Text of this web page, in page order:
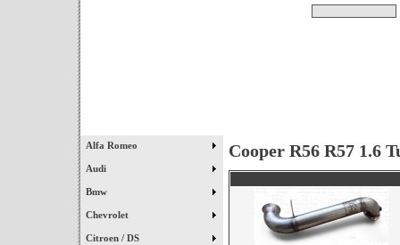
Alfa Romeo
Audi
Bmw
Chevrolet
Citroen / DS
Cooper R56 R57 1.6